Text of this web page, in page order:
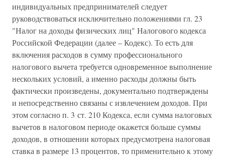
индивидуальных предпринимателей следует
руководствоваться исключительно положениями гл. 23
"Налог на доходы физических лиц" Налогового кодекса
Российской Федерации (далее – Кодекс). То есть для
включения расходов в сумму профессионального
налогового вычета требуется одновременное выполнение
нескольких условий, а именно расходы должны быть
фактически произведены, документально подтверждены
и непосредственно связаны с извлечением доходов. При
этом согласно п. 3 ст. 210 Кодекса, если сумма налоговых
вычетов в налоговом периоде окажется больше суммы
доходов, в отношении которых предусмотрена налоговая
ставка в размере 13 процентов, то применительно к этому